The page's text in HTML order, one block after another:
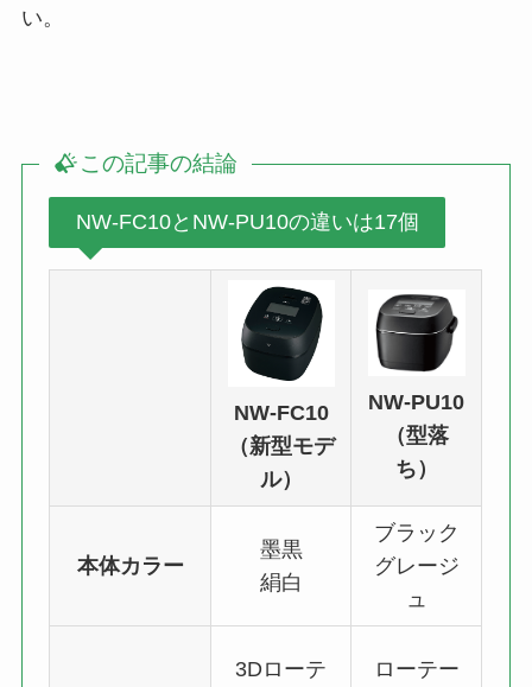
い。
この記事の結論
NW-FC10とNW-PU10の違いは17個
NW-FC10
（新型モデ
ル）
NW-PU10
（型落
ち）
本体カラー
墨黒
絹白
ブラック
グレージ
ュ
3Dローテ
ローテー